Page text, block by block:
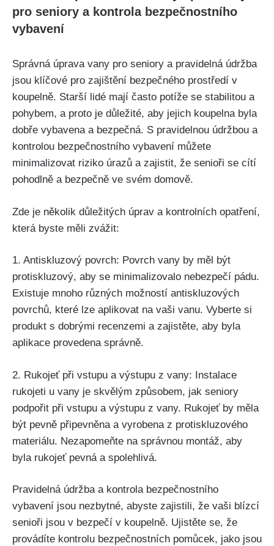
pro seniory a kontrola bezpečnostního
vybavení
Správná úprava vany pro seniory a pravidelná údržba
jsou klíčové pro zajištění bezpečného prostředí v
koupelně. Starší lidé mají často potíže se stabilitou a
pohybem, a proto je důležité, aby jejich koupelna byla
dobře vybavena a bezpečná. S pravidelnou údržbou a
kontrolou bezpečnostního vybavení můžete
minimalizovat riziko úrazů a zajistit, že senioři se cítí
pohodlně a bezpečně ve svém domově.
Zde je několik důležitých úprav a kontrolních opatření,
která byste měli zvážit:
1. Antiskluzový povrch: Povrch vany by měl být
protiskluzový, aby se minimalizovalo nebezpečí pádu.
Existuje mnoho různých možností antiskluzových
povrchů, které lze aplikovat na vaši vanu. Vyberte si
produkt s dobrými recenzemi a zajistěte, aby byla
aplikace provedena správně.
2. Rukojeť při vstupu a výstupu z vany: Instalace
rukojeti u vany je skvělým způsobem, jak seniory
podpořit při vstupu a výstupu z vany. Rukojeť by měla
být pevně připevněna a vyrobena z protiskluzového
materiálu. Nezapomeňte na správnou montáž, aby
byla rukojeť pevná a spolehlivá.
Pravidelná údržba a kontrola bezpečnostního
vybavení jsou nezbytné, abyste zajistili, že vaši blízcí
senioři jsou v bezpečí v koupelně. Ujistěte se, že
provádíte kontrolu bezpečnostních pomůcek, jako jsou